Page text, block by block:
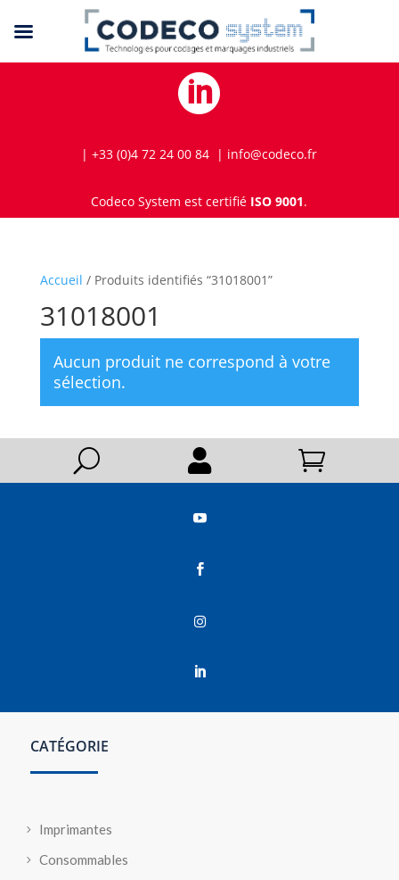

| +33 (0)4 72 24 00 84 | info@codeco.fr
Codeco System est certifié ISO 9001.
Accueil / Produits identifiés “31018001”
31018001
Aucun produit ne correspond à votre
sélection.
U  




CATÉGORIE
Imprimantes
Consommables